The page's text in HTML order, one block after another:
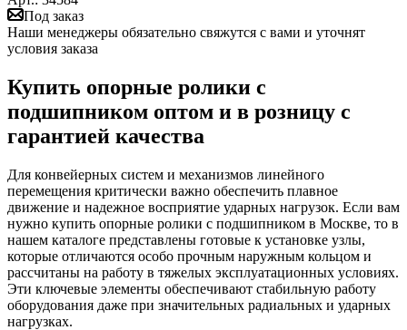
Под заказ
Наши менеджеры обязательно свяжутся с вами и уточнят
условия заказа
Купить опорные ролики с
подшипником оптом и в розницу с
гарантией качества
Для конвейерных систем и механизмов линейного
перемещения критически важно обеспечить плавное
движение и надежное восприятие ударных нагрузок. Если вам
нужно купить опорные ролики с подшипником в Москве, то в
нашем каталоге представлены готовые к установке узлы,
которые отличаются особо прочным наружным кольцом и
рассчитаны на работу в тяжелых эксплуатационных условиях.
Эти ключевые элементы обеспечивают стабильную работу
оборудования даже при значительных радиальных и ударных
нагрузках.